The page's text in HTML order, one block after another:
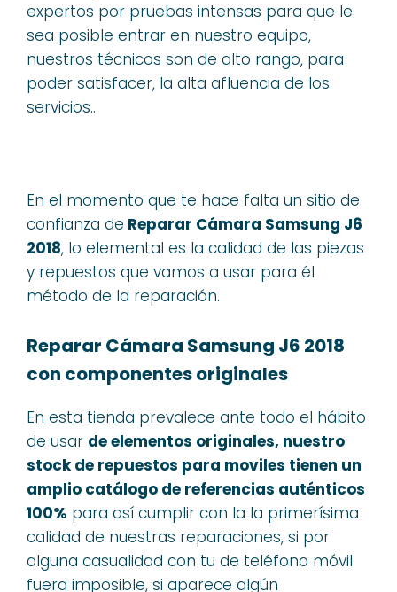
expertos por pruebas intensas para que le
sea posible entrar en nuestro equipo,
nuestros técnicos son de alto rango, para
poder satisfacer, la alta afluencia de los
servicios..
En el momento que te hace falta un sitio de
confianza de Reparar Cámara Samsung J6
2018, lo elemental es la calidad de las piezas
y repuestos que vamos a usar para él
método de la reparación.
Reparar Cámara Samsung J6 2018
con componentes originales
En esta tienda prevalece ante todo el hábito
de usar de elementos originales, nuestro
stock de repuestos para moviles tienen un
amplio catálogo de referencias auténticos
100% para así cumplir con la la primerísima
calidad de nuestras reparaciones, si por
alguna casualidad con tu de teléfono móvil
fuera imposible, si aparece algún